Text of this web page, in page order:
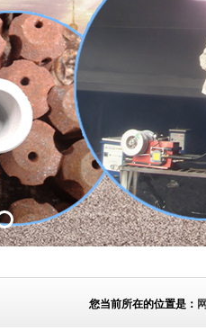
您当前所在的位置是：